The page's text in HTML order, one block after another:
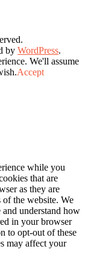
by WordPress.
We'll assume
Accept
while you
that are
as they are
the website. We
understand how
in your browser
to opt-out of these
may affect your